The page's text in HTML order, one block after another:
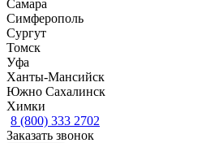
Самара
Симферополь
Сургут
Томск
Уфа
Ханты-Мансийск
Южно Сахалинск
Химки
8 (800) 333 2702
Заказать звонок